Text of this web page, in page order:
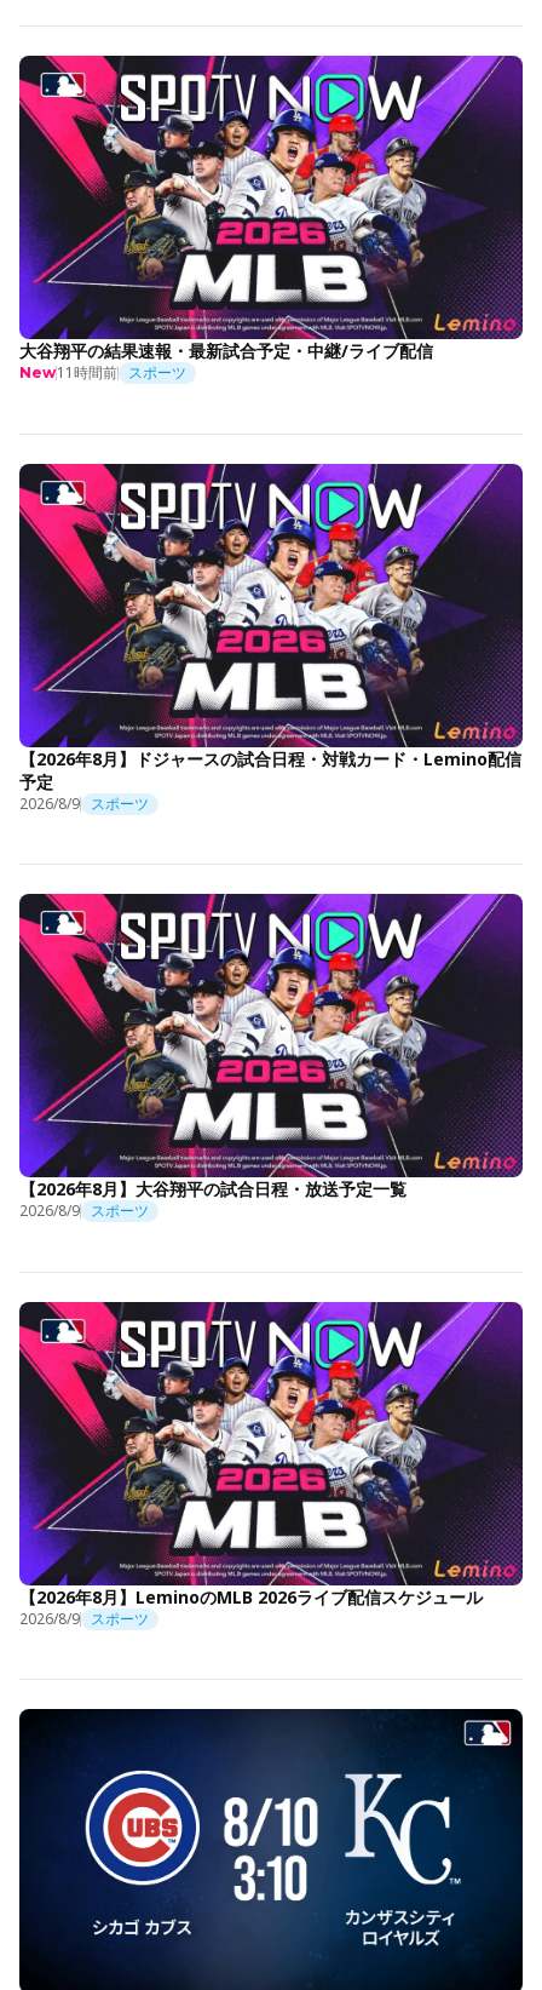
大谷翔平の結果速報・最新試合予定・中継/ライブ配信
New11時間前 スポーツ
【2026年8月】ドジャースの試合日程・対戦カード・Lemino配信
予定
2026/8/9 スポーツ
【2026年8月】大谷翔平の試合日程・放送予定一覧
2026/8/9 スポーツ
【2026年8月】LeminoのMLB 2026ライブ配信スケジュール
2026/8/9 スポーツ